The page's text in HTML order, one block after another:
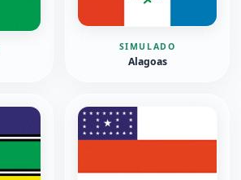
SIMULADO
Alagoas